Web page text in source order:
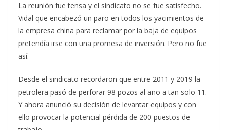
La reunión fue tensa y el sindicato no se fue satisfecho.
Vidal que encabezó un paro en todos los yacimientos de
la empresa china para reclamar por la baja de equipos
pretendía irse con una promesa de inversión. Pero no fue
así.
Desde el sindicato recordaron que entre 2011 y 2019 la
petrolera pasó de perforar 98 pozos al año a tan solo 11.
Y ahora anunció su decisión de levantar equipos y con
ello provocar la potencial pérdida de 200 puestos de